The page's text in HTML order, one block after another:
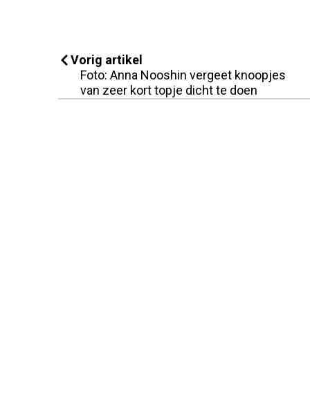
Vorig artikel
Foto: Anna Nooshin vergeet knoopjes
van zeer kort topje dicht te doen